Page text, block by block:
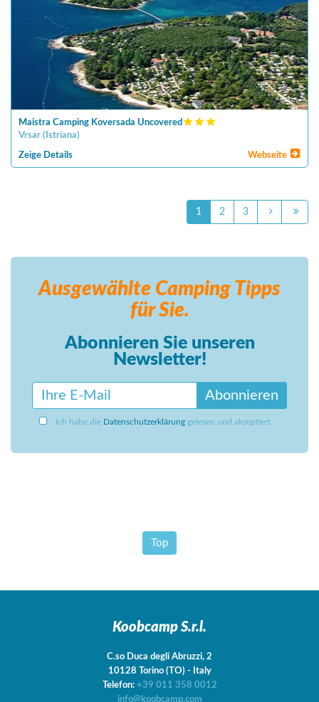
Maistra Camping Koversada Uncovered
Vrsar ( Istriana)
Zeige Details Webseite
1 2 3
Ausgewählte Camping Tipps
für Sie.
Abonnieren Sie unseren
Newsletter!
Abonnieren
Ich habe die Datenschutzerklärung gelesen und akzeptiert.
Top
Koobcamp S.r.l.
C.so Duca degli Abruzzi, 2
10128 Torino (TO) - Italy
Telefon: +39 011 358 0012
info@koobcamp.com